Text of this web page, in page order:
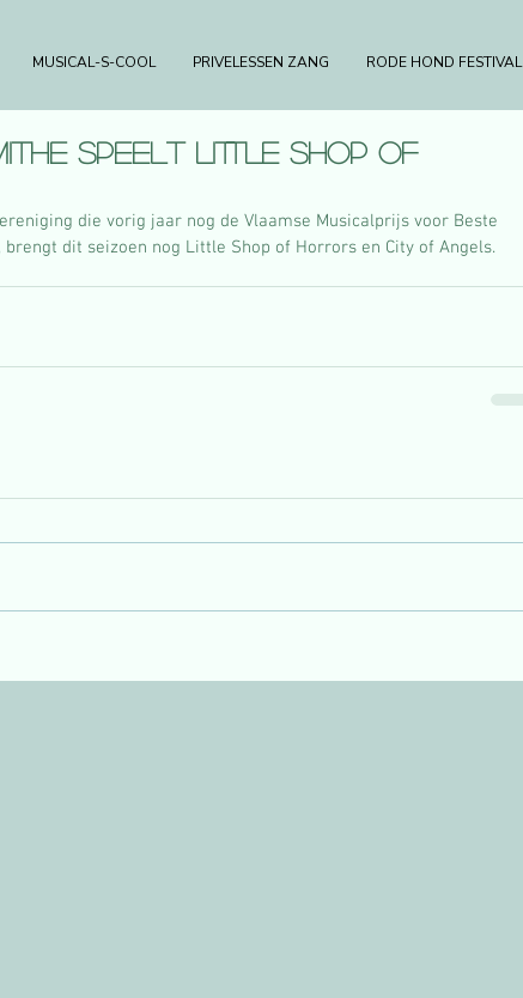
MUSICAL-S-COOL PRIVELESSEN ZANG RODE HOND FESTIVAL
speelt Little Shop Of
die vorig jaar nog de Vlaamse Musicalprijs voor Beste
dit seizoen nog Little Shop of Horrors en City of Angels.